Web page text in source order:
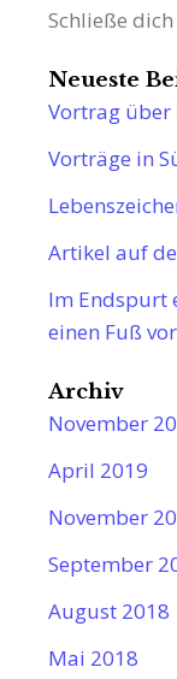
Schließe
Neueste
Vortrag über
Vorträge in
Artikel auf
Im Endspurt
einen Fuß
Archiv
November
April 2019
November
September
August 2018
Mai 2018